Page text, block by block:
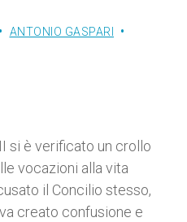
ANTONIO GASPARI
si è verificato un crollo
vocazioni alla vita
il Concilio stesso,
creato confusione e